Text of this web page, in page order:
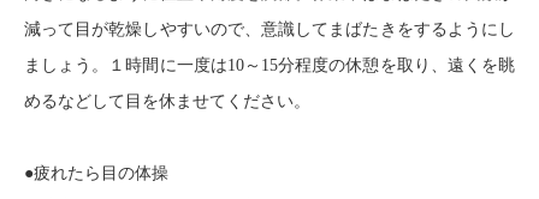
減って目が乾燥しやすいので、意識してまばたきをするようにし
ましょう。１時間に一度は10～ 15分程度の休憩を取り、遠くを眺
めるなどして目を休ませてください。
●疲れたら目の体操